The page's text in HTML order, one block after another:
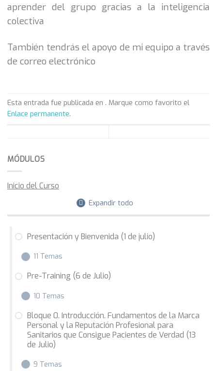
aprender del grupo gracias a la inteligencia
colectiva
También tendrás el apoyo de mi equipo a través
de correo electrónico
Esta entrada fue publicada en . Marque como favorito el
Enlace permanente.
MÓDULOS
Inicio del Curso
Expandir todo
Presentación y Bienvenida (1 de julio)
11 Temas
¿Quién soy yo?
¿Quién más colabora en este programa?
¿Cómo funciona el curso?
Pre-Training (6 de Julio)
10 Temas
Introducción
Transformación Digital para Sanitarios con Actividad
Bloque 0. Introducción. Fundamentos de la Marca
Personal y la Reputación Profesional para
Sanitarios que Consigue Pacientes de Verdad (13
de Julio)
9 Temas